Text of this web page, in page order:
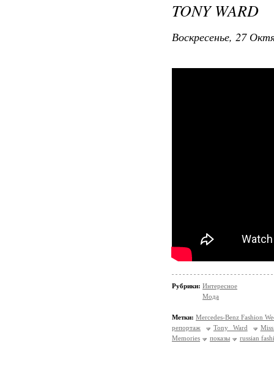
TONY WARD
Воскресенье, 27
Рубрики: Интересное
Мода
Метки: Mercedes-Benz Fashion
репортаж
Tony Ward
Memоries
показы russian